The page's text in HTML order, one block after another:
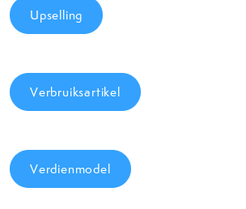
Upselling
Verbruiksartikel
Verdienmodel